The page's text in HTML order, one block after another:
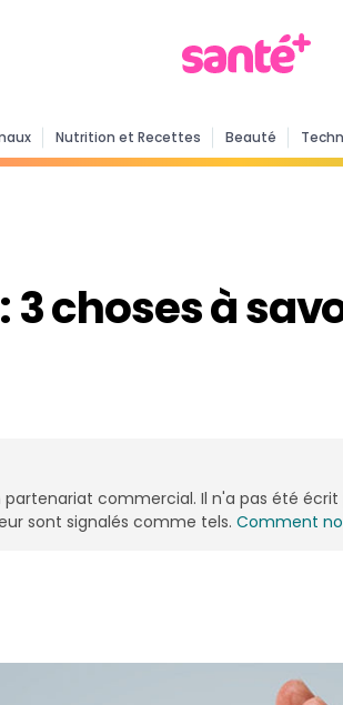
Nutrition et Recettes Beauté
choses à
commercial. Il n'a pas été
sont signalés comme tels. Comment